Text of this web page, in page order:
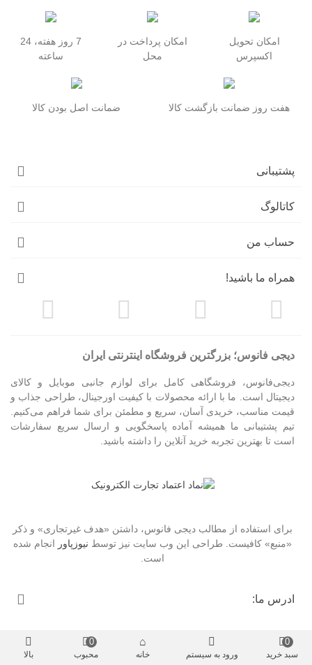
امکان تحویل
اکسپرس
امکان پرداخت در
محل
7 روز هفته، 24
ساعته
هفت روز ضمانت بازگشت کالا ضمانت اصل بودن کالا
پشتیبانی
کاتالوگ
حساب من
همراه ما باشید!
دیجی فانوس؛ بزرگترین فروشگاه اینترنتی ایران
دیجی‌فانوس، فروشگاهی کامل برای لوازم جانبی موبایل و کالای
دیجیتال است. ما با ارائه محصولات با کیفیت اورجینال، طراحی جذاب و
قیمت مناسب، خریدی آسان، سریع و مطمئن برای شما فراهم می‌کنیم.
تیم پشتیبانی ما همیشه آماده پاسخگویی و ارسال سریع سفارشات
است تا بهترین تجربه خرید آنلاین را داشته باشید.
برای استفاده از مطالب دیجی فانوس، داشتن «هدف غیرتجاری» و ذکر
«منبع» کافیست. طراحی این وب سایت نیز توسط نیوزپاور انجام شده
است.
ادرس ما:
سبد خرید
0
ورود به سیستم خانه محبوب
0
بالا